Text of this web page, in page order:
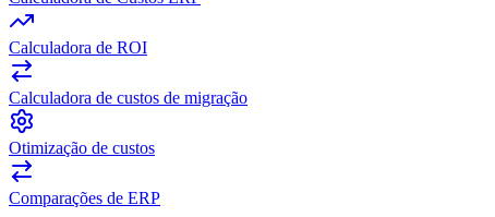
Calculadora de ROI
Calculadora de custos de migração
Otimização de custos
Comparações de ERP